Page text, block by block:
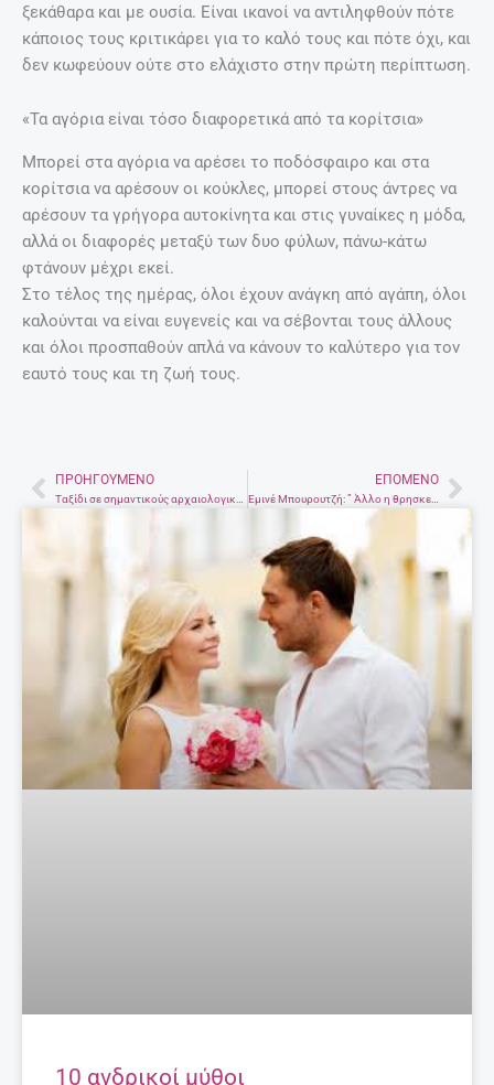
ξεκάθαρα και με ουσία. Είναι ικανοί να αντιληφθούν πότε
κάποιος τους κριτικάρει για το καλό τους και πότε όχι, και
δεν κωφεύουν ούτε στο ελάχιστο στην πρώτη περίπτωση.
«Τα αγόρια είναι τόσο διαφορετικά από τα κορίτσια»
Μπορεί στα αγόρια να αρέσει το ποδόσφαιρο και στα
κορίτσια να αρέσουν οι κούκλες, μπορεί στους άντρες να
αρέσουν τα γρήγορα αυτοκίνητα και στις γυναίκες η μόδα,
αλλά οι διαφορές μεταξύ των δυο φύλων, πάνω-κάτω
φτάνουν μέχρι εκεί.
Στο τέλος της ημέρας, όλοι έχουν ανάγκη από αγάπη, όλοι
καλούνται να είναι ευγενείς και να σέβονται τους άλλους
και όλοι προσπαθούν απλά να κάνουν το καλύτερο για τον
εαυτό τους και τη ζωή τους.
Prev
ΠΡΟΗΓΟΎΜΕΝΟ ΕΠΌΜΕΝΟ
Εμινέ Μπουρουτζή: ” Άλλο η θρησκεία και άλλο η Τουρκία!”
10 ανδρικοί μύθοι